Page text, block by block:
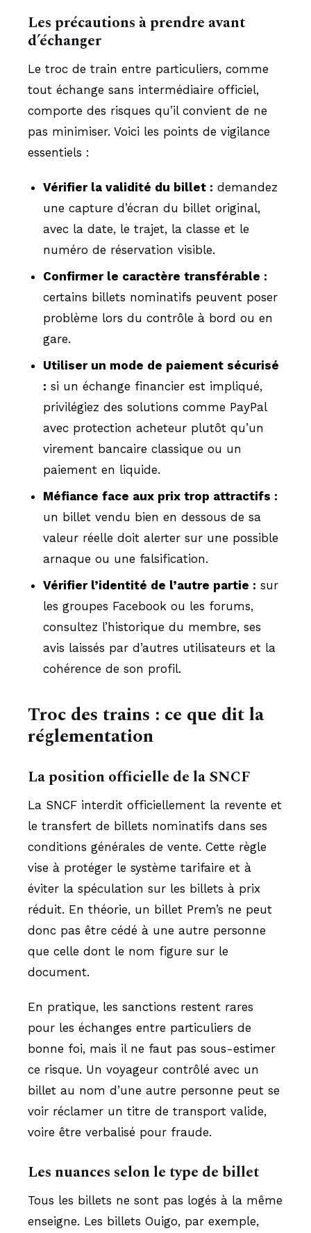
Les précautions à prendre avant
d’échanger
Le troc de train entre particuliers, comme
tout échange sans intermédiaire officiel,
comporte des risques qu’il convient de ne
pas minimiser. Voici les points de vigilance
essentiels :
Vérifier la validité du billet : demandez
une capture d’écran du billet original,
avec la date, le trajet, la classe et le
numéro de réservation visible.
Confirmer le caractère transférable :
certains billets nominatifs peuvent poser
problème lors du contrôle à bord ou en
gare.
Utiliser un mode de paiement sécurisé
: si un échange financier est impliqué,
privilégiez des solutions comme PayPal
avec protection acheteur plutôt qu’un
virement bancaire classique ou un
paiement en liquide.
Méfiance face aux prix trop attractifs :
un billet vendu bien en dessous de sa
valeur réelle doit alerter sur une possible
arnaque ou une falsification.
Vérifier l’identité de l’autre partie : sur
les groupes Facebook ou les forums,
consultez l’historique du membre, ses
avis laissés par d’autres utilisateurs et la
cohérence de son profil.
Troc des trains : ce que dit la
réglementation
La position officielle de la SNCF
La SNCF interdit officiellement la revente et
le transfert de billets nominatifs dans ses
conditions générales de vente. Cette règle
vise à protéger le système tarifaire et à
éviter la spéculation sur les billets à prix
réduit. En théorie, un billet Prem’s ne peut
donc pas être cédé à une autre personne
que celle dont le nom figure sur le
document.
En pratique, les sanctions restent rares
pour les échanges entre particuliers de
bonne foi, mais il ne faut pas sous-estimer
ce risque. Un voyageur contrôlé avec un
billet au nom d’une autre personne peut se
voir réclamer un titre de transport valide,
voire être verbalisé pour fraude.
Les nuances selon le type de billet
Tous les billets ne sont pas logés à la même
enseigne. Les billets Ouigo, par exemple,